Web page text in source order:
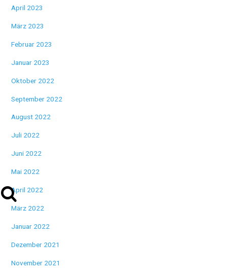
April 2023
März 2023
Februar 2023
Januar 2023
Oktober 2022
September 2022
August 2022
Juli 2022
Juni 2022
Mai 2022
April 2022
März 2022
Januar 2022
Dezember 2021
November 2021